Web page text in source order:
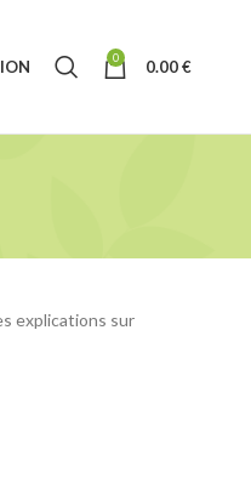
0 0.00€
explications sur